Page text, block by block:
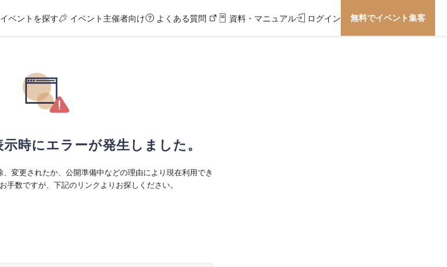
イベントを探す イベント主催者向け よくある質問 資料・マニュアル ログイン 無料でイベント集客
時にエラーが発生しました。
変更されたか、公開準備中などの理由により現在利用でき
手数ですが、下記のリンクよりお探しください。